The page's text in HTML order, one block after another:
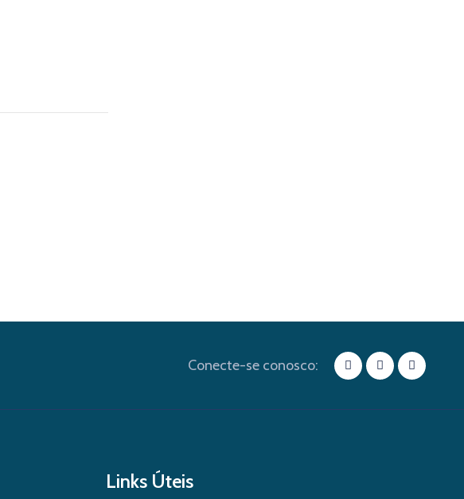
Conecte-se conosco:
Links Úteis